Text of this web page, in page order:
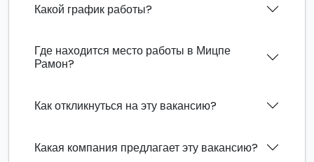
Какой график работы?
Где находится место работы в Мицпе
Рамон?
Как откликнуться на эту вакансию?
Какая компания предлагает эту вакансию?